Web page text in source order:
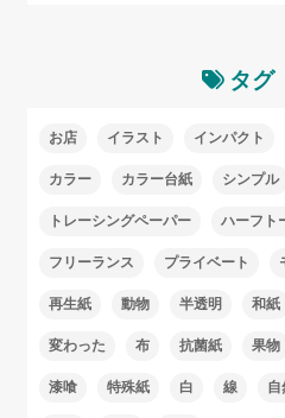
タグ
お店 イラスト インパクト
カラー カラー台紙 シンプル
トレーシングペーパー ハーフト
フリーランス プライベート
再生紙 動物 半透明 和紙
変わった 布 抗菌紙 果物
漆喰 特殊紙 白 線 自